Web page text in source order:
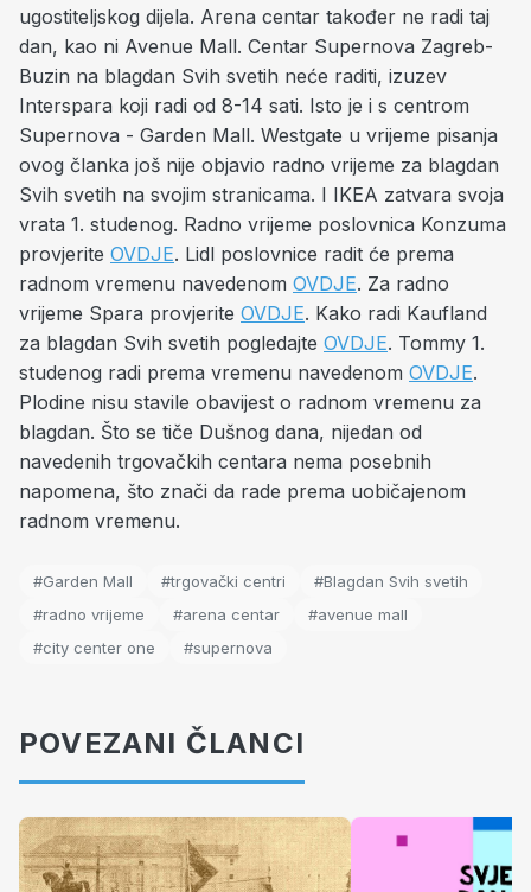
ugostiteljskog dijela. Arena centar također ne radi taj
dan, kao ni Avenue Mall. Centar Supernova Zagreb-
Buzin na blagdan Svih svetih neće raditi, izuzev
Interspara koji radi od 8-14 sati. Isto je i s centrom
Supernova - Garden Mall. Westgate u vrijeme pisanja
ovog članka još nije objavio radno vrijeme za blagdan
Svih svetih na svojim stranicama. I IKEA zatvara svoja
vrata 1. studenog. Radno vrijeme poslovnica Konzuma
provjerite OVDJE. Lidl poslovnice radit će prema
radnom vremenu navedenom OVDJE. Za radno
vrijeme Spara provjerite OVDJE. Kako radi Kaufland
za blagdan Svih svetih pogledajte OVDJE. Tommy 1.
studenog radi prema vremenu navedenom OVDJE.
Plodine nisu stavile obavijest o radnom vremenu za
blagdan. Što se tiče Dušnog dana, nijedan od
navedenih trgovačkih centara nema posebnih
napomena, što znači da rade prema uobičajenom
radnom vremenu.
#Garden Mall #trgovački centri
#Blagdan Svih svetih
#radno vrijeme
#arena centar
#avenue mall
#city center one
#supernova
POVEZANI ČLANCI